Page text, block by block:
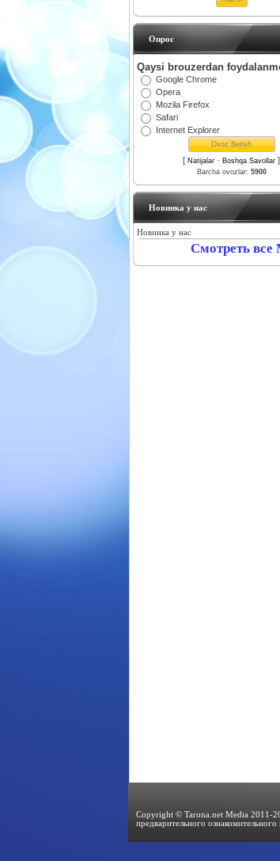
Oпрос
Qaysi brouzerdan
Google Chrome
Opera
Mozila Firefox
Safari
Internet Explorer
[ Natijalar · Boshqa Savollar ]
Barcha ovozlar: 5900
Новинка у нас
Новинка у нас
Смотреть
Copyright © Tarona.net Media 2011-
предварительного